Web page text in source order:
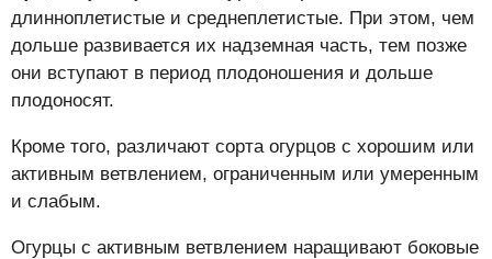
длинноплетистые и среднеплетистые. При этом, чем
дольше развивается их надземная часть, тем позже
они вступают в период плодоношения и дольше
плодоносят.
Кроме того, различают сорта огурцов с хорошим или
активным ветвлением, ограниченным или умеренным
и слабым.
Огурцы с активным ветвлением наращивают боковые